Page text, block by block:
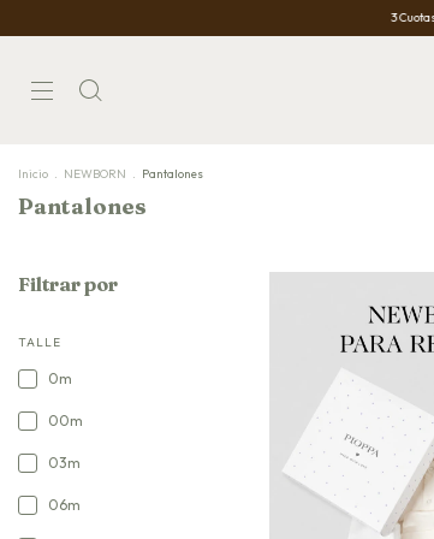
3 Cuotas Sin Interés
Inicio . NEWBORN . Pantalones
Pantalones
Filtrar por
TALLE
00m
03m
06m
0m